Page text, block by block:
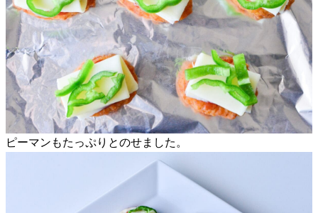
ピーマンもたっぷりとのせました。